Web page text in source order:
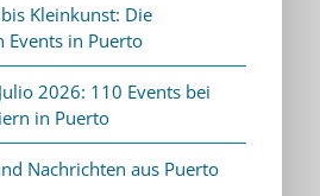
Kleinkunst: Die
Events in Puerto
2026: 110 Events bei
in Puerto
Nachrichten aus Puerto